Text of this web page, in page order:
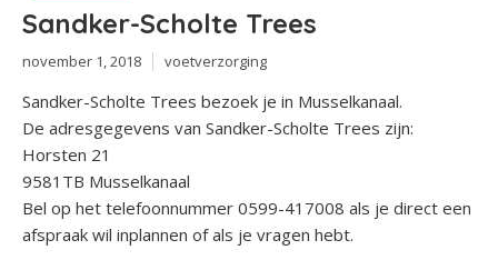
Sandker-Scholte Trees
november 1, 2018 voetverzorging
Sandker-Scholte Trees bezoek je in Musselkanaal.
De adresgegevens van Sandker-Scholte Trees zijn:
Horsten 21
9581TB Musselkanaal
Bel op het telefoonnummer 0599-417008 als je direct een
afspraak wil inplannen of als je vragen hebt.